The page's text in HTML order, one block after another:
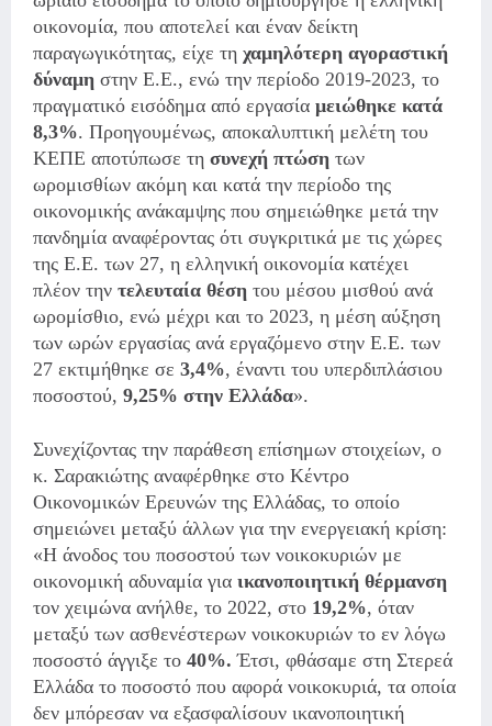
οικονομία, που αποτελεί και έναν δείκτη
παραγωγικότητας, είχε τη χαμηλότερη αγοραστική
δύναμη στην Ε.Ε., ενώ την περίοδο 2019-2023, το
πραγματικό εισόδημα από εργασία μειώθηκε κατά
8,3%. Προηγουμένως, αποκαλυπτική μελέτη του
ΚΕΠΕ αποτύπωσε τη συνεχή πτώση των
ωρομισθίων ακόμη και κατά την περίοδο της
οικονομικής ανάκαμψης που σημειώθηκε μετά την
πανδημία αναφέροντας ότι συγκριτικά με τις χώρες
της Ε.Ε. των 27, η ελληνική οικονομία κατέχει
πλέον την τελευταία θέση του μέσου μισθού ανά
ωρομίσθιο, ενώ μέχρι και το 2023, η μέση αύξηση
των ωρών εργασίας ανά εργαζόμενο στην Ε.Ε. των
27 εκτιμήθηκε σε 3,4%, έναντι του υπερδιπλάσιου
ποσοστού, 9,25% στην Ελλάδα».
Συνεχίζοντας την παράθεση επίσημων στοιχείων, ο
κ. Σαρακιώτης αναφέρθηκε στο Κέντρο
Οικονομικών Ερευνών της Ελλάδας, το οποίο
σημειώνει μεταξύ άλλων για την ενεργειακή κρίση:
«Η άνοδος του ποσοστού των νοικοκυριών με
οικονομική αδυναμία για ικανοποιητική θέρμανση
τον χειμώνα ανήλθε, το 2022, στο 19,2%, όταν
μεταξύ των ασθενέστερων νοικοκυριών το εν λόγω
ποσοστό άγγιξε το 40%. Έτσι, φθάσαμε στη Στερεά
Ελλάδα το ποσοστό που αφορά νοικοκυριά, τα οποία
δεν μπόρεσαν να εξασφαλίσουν ικανοποιητική